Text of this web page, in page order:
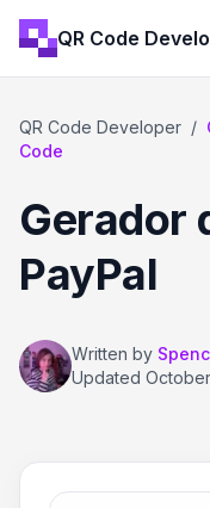
QR Code
QR Code Developer /
Code
Gerador
PayPal
Written by
Updated